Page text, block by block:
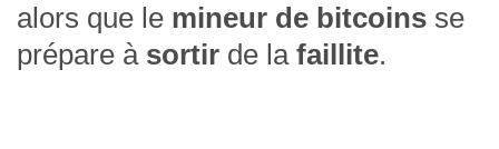
alors que le mineur de bitcoins se
prépare à sortir de la faillite.